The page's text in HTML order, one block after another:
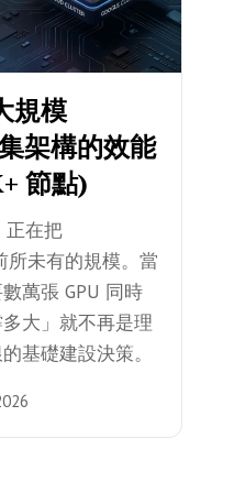
規模
架構的效能
節點)
正在把
所未有的規模。當
萬張 GPU 同時
大」就不再是理
基礎建設決策。